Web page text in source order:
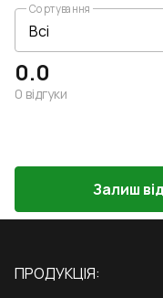
0.0
0 відгуки
Сортування
Залиш
ПРОДУКЦІЯ: